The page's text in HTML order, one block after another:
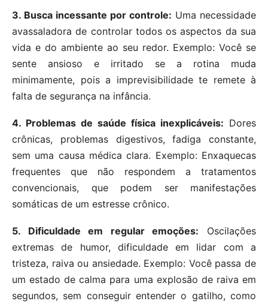
3. Busca incessante por controle: Uma necessidade
avassaladora de controlar todos os aspectos da sua
vida e do ambiente ao seu redor. Exemplo: Você se
sente ansioso e irritado se a rotina muda
minimamente, pois a imprevisibilidade te remete à
falta de segurança na infância.
4. Problemas de saúde física inexplicáveis: Dores
crônicas, problemas digestivos, fadiga constante,
sem uma causa médica clara. Exemplo: Enxaquecas
frequentes que não respondem a tratamentos
convencionais, que podem ser manifestações
somáticas de um estresse crônico.
5. Dificuldade em regular emoções: Oscilações
extremas de humor, dificuldade em lidar com a
tristeza, raiva ou ansiedade. Exemplo: Você passa de
um estado de calma para uma explosão de raiva em
segundos, sem conseguir entender o gatilho, como